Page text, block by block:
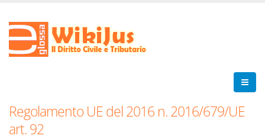
Regolamento UE del 2016 n. 2016/679/UE
art. 92